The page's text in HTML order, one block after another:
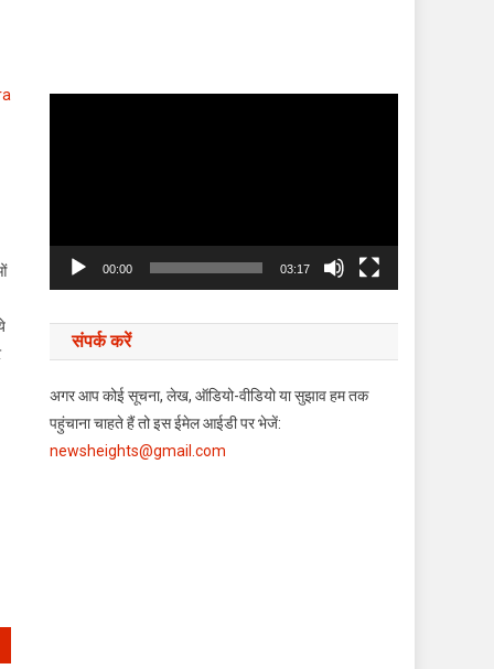
00:00 03:17
संपर्क करें
अगर आप कोई सूचना, लेख, ऑडियो-वीडियो या सुझाव हम तक
पहुंचाना चाहते हैं तो इस ईमेल आईडी पर भेजें:
newsheights@gmail.com